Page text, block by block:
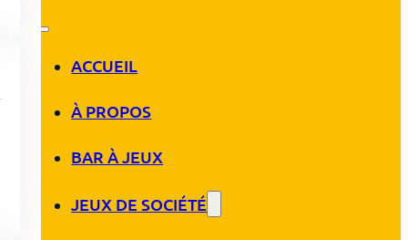
ACCUEIL
À PROPOS
BAR À JEUX
JEUX DE SOCIÉTÉ